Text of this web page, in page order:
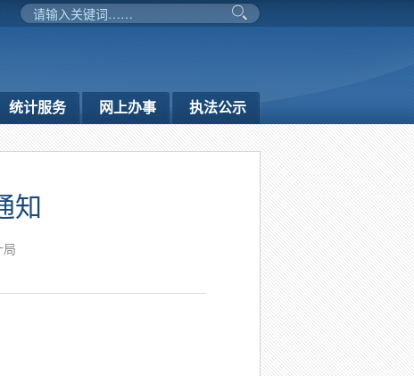
统计服务 网上办事 执法公示
知